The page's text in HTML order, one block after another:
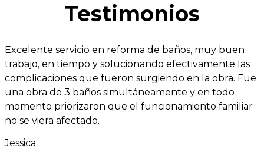
Testimonios
Excelente servicio en reforma de baños, muy buen
trabajo, en tiempo y solucionando efectivamente las
complicaciones que fueron surgiendo en la obra. Fue
una obra de 3 baños simultáneamente y en todo
momento priorizaron que el funcionamiento familiar
no se viera afectado.
Jessica